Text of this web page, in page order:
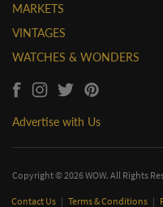
MARKETS
VINTAGES
WATCHES & WONDERS
Advertise with Us
Copyright © 2026 WOW. All Rights
Contact Us | Terms & Conditions |